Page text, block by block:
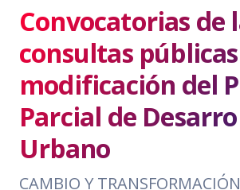
Convocatorias de
consultas
modificación del
Parcial de
Urbano
CAMBIO Y TRANSFORMACIÓN